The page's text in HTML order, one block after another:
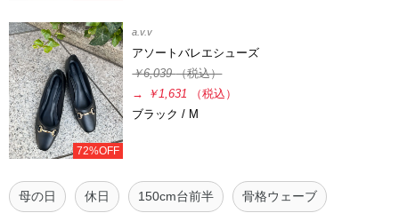
72%OFF
a.v.v
アソートバレエシューズ
￥6,039（税込）
→
￥1,631
（税込）
ブラック / M
母の日 休日 150cm台前半 骨格ウェーブ